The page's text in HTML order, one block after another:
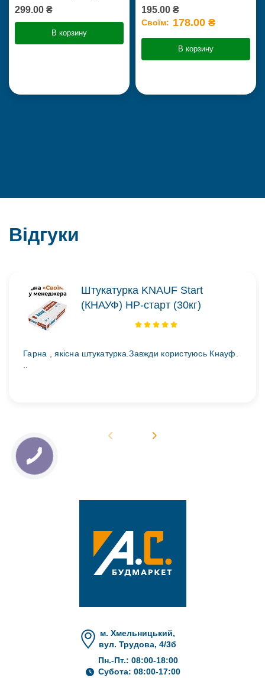
299.00 ₴
В корзину
195.00 ₴
Своїм: 178.00 ₴
В корзину
Відгуки
Штукатурка KNAUF Start
(КНАУФ) НР-старт (30кг)
Гарна , якісна штукатурка.Завжди користуюсь Кнауф.
..
м. Хмельницький,
вул. Трудова, 4/3б
Пн.-Пт.: 08:00-18:00
Субота: 08:00-17:00